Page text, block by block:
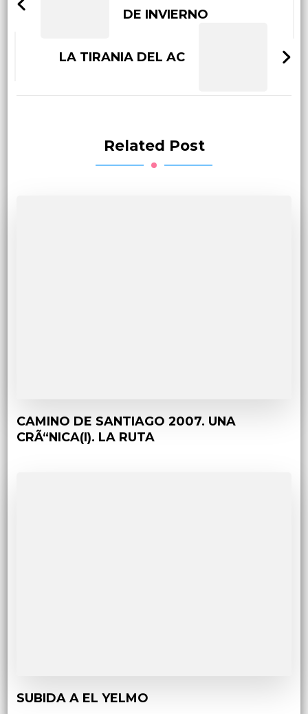
DE INVIERNO
LA TIRANIA DEL AC
Related Post
CAMINO DE SANTIAGO 2007. UNA
CRÃ“NICA(I). LA RUTA
SUBIDA A EL YELMO